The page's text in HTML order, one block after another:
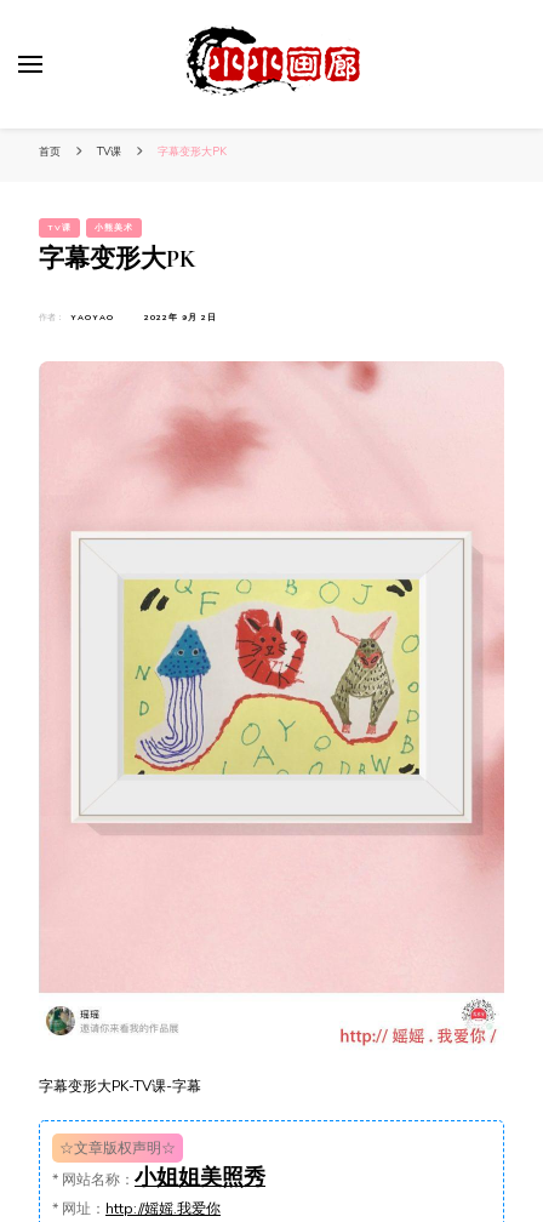
首页 TV课 字幕变形大PK
TV课 小熊美术
字幕变形大PK
作者： YAOYAO 2022年 9月 2日
字幕变形大PK-TV课-字幕
☆文章版权声明☆
* 网站名称： 小姐姐美照秀
* 网址： http://媱媱.我爱你